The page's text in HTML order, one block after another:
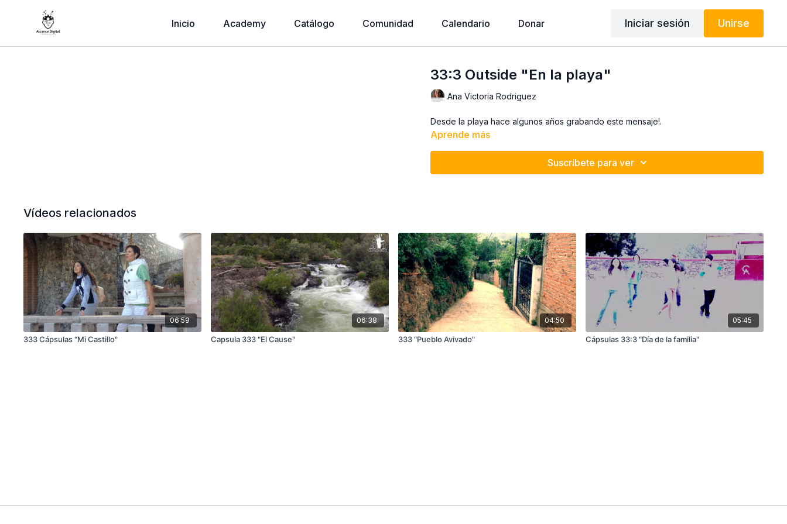
Inicio Academy Catálogo Comunidad Calendario Donar Iniciar sesión Unirse
33:3 Outside "En la playa"
Ana Victoria Rodriguez
Desde la playa hace algunos años grabando este mensaje!.
Aprende más
Suscríbete para ver
Vídeos relacionados
06:59
333 Cápsulas "Mi Castillo"
06:38
Capsula 333 "El Cause"
04:50
333 "Pueblo Avivado"
05:45
Cápsulas 33:3 "Día de la familia"